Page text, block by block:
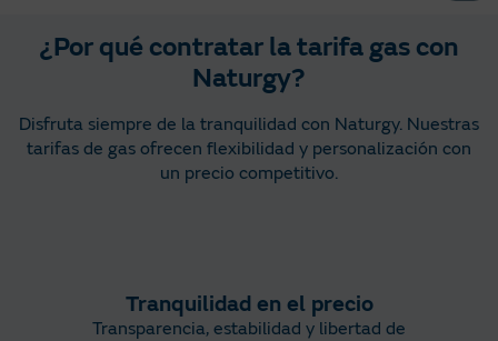
¿Por qué contratar la tarifa gas con
Naturgy?
Disfruta siempre de la tranquilidad con Naturgy. Nuestras
tarifas de gas ofrecen flexibilidad y personalización con
un precio competitivo.
Tranquilidad en el precio
Transparencia, estabilidad y libertad de